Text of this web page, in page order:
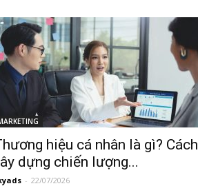
hiệu cá nhân là gì? Cách
dựng chiến lượng...
- 22/07/2026